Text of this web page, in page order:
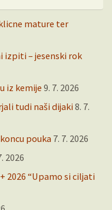
mature ter
– jesenski rok
iz kemije 9. 7. 2026
tudi naši dijaki 8. 7.
pouka 7. 7. 2026
2026
2026 “Upamo si ciljati